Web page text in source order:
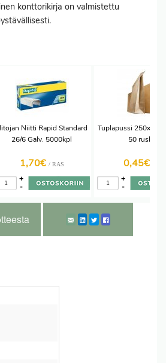
konttorikirja on valmistettu
Niitti Rapid Standard
26/6 Galv. 5000kpl
1,70€ / RAS
-
+
Tuplapussi
50 ruskea
0,45€
-
+